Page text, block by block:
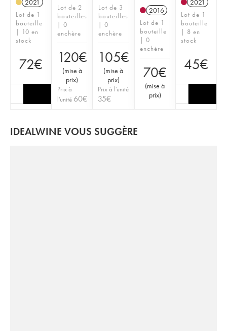
2021
Lot de 1
bouteille
| 10 en
stock
72€
Lot de 2
bouteilles
| 0
enchère
120€
(mise à
prix)
Prix à
l'unité 60€
Lot de 3
bouteilles
| 0
enchère
105€
(mise à
prix)
Prix à l'unité
35€
2016
Lot de 1
bouteille
| 0
enchère
70€
(mise à
prix)
2021
Lot de 1
bouteille
| 8 en
stock
45€
IDEALWINE VOUS SUGGÈRE